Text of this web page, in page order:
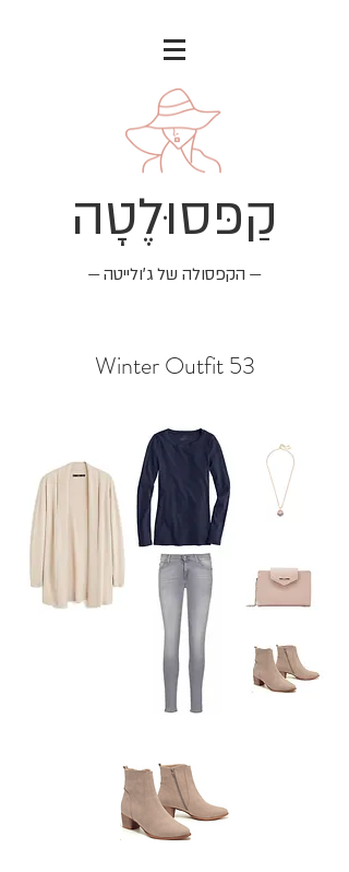
קַפּסוּלֶטָה
— הקפסולה של ג׳ולייטה —
Winter Outfit 53